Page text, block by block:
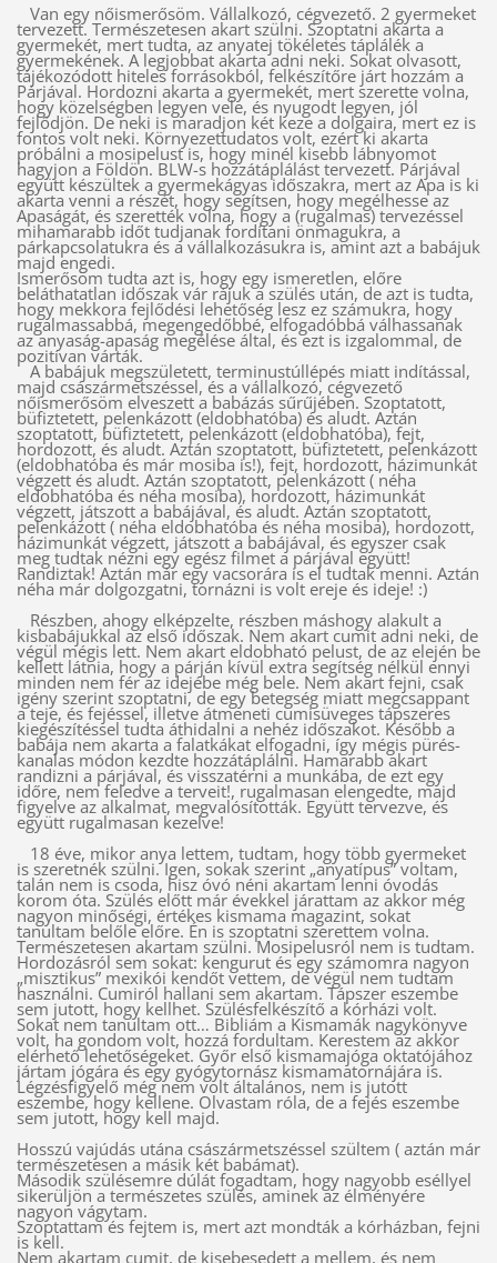
Van egy nőismerősöm. Vállalkozó, cégvezető. 2 gyermeket
tervezett. Természetesen akart szülni. Szoptatni akarta a
gyermekét, mert tudta, az anyatej tökéletes táplálék a
gyermekének. A legjobbat akarta adni neki. Sokat olvasott,
tájékozódott hiteles forrásokból, felkészítőre járt hozzám a
Párjával. Hordozni akarta a gyermekét, mert szerette volna,
hogy közelségben legyen vele, és nyugodt legyen, jól
fejlődjön. De neki is maradjon két keze a dolgaira, mert ez is
fontos volt neki. Környezettudatos volt, ezért ki akarta
próbálni a mosipelust is, hogy minél kisebb lábnyomot
hagyjon a Földön. BLW-s hozzátáplálást tervezett. Párjával
együtt készültek a gyermekágyas időszakra, mert az Apa is ki
akarta venni a részét, hogy segítsen, hogy megélhesse az
Apaságát, és szerették volna, hogy a (rugalmas) tervezéssel
mihamarabb időt tudjanak fordítani önmagukra, a
párkapcsolatukra és a vállalkozásukra is, amint azt a babájuk
majd engedi.
Ismerősöm tudta azt is, hogy egy ismeretlen, előre
beláthatatlan időszak vár rájuk a szülés után, de azt is tudta,
hogy mekkora fejlődési lehetőség lesz ez számukra, hogy
rugalmassabbá, megengedőbbé, elfogadóbbá válhassanak
az anyaság-apaság megélése által, és ezt is izgalommal, de
pozitívan várták.
A babájuk megszületett, terminustúllépés miatt indítással,
majd császármetszéssel, és a vállalkozó, cégvezető
nőismerősöm elveszett a babázás sűrűjében. Szoptatott,
büfiztetett, pelenkázott (eldobhatóba) és aludt. Aztán
szoptatott, büfiztetett, pelenkázott (eldobhatóba), fejt,
hordozott, és aludt. Aztán szoptatott, büfiztetett, pelenkázott
(eldobhatóba és már mosiba is!), fejt, hordozott, házimunkát
végzett és aludt. Aztán szoptatott, pelenkázott ( néha
eldobhatóba és néha mosiba), hordozott, házimunkát
végzett, játszott a babájával, és aludt. Aztán szoptatott,
pelenkázott ( néha eldobhatóba és néha mosiba), hordozott,
házimunkát végzett, játszott a babájával, és egyszer csak
meg tudtak nézni egy egész filmet a párjával együtt!
Randiztak! Aztán már egy vacsorára is el tudtak menni. Aztán
néha már dolgozgatni, tornázni is volt ereje és ideje! :)
Részben, ahogy elképzelte, részben máshogy alakult a
kisbabájukkal az első időszak. Nem akart cumit adni neki, de
végül mégis lett. Nem akart eldobható pelust, de az elején be
kellett látnia, hogy a párján kívül extra segítség nélkül ennyi
minden nem fér az idejébe még bele. Nem akart fejni, csak
igény szerint szoptatni, de egy betegség miatt megcsappant
a teje, és fejéssel, illetve átmeneti cumisüveges tápszeres
kiegészítéssel tudta áthidalni a nehéz időszakot. Később a
babája nem akarta a falatkákat elfogadni, így mégis pürés-
kanalas módon kezdte hozzátáplálni. Hamarabb akart
randizni a párjával, és visszatérni a munkába, de ezt egy
időre, nem feledve a terveit!, rugalmasan elengedte, majd
figyelve az alkalmat, megvalósították. Együtt tervezve, és
együtt rugalmasan kezelve!
18 éve, mikor anya lettem, tudtam, hogy több gyermeket
is szeretnék szülni. Igen, sokak szerint „anyatípus” voltam,
talán nem is csoda, hisz óvó néni akartam lenni óvodás
korom óta. Szülés előtt már évekkel járattam az akkor még
nagyon minőségi, értékes kismama magazint, sokat
tanultam belőle előre. Én is szoptatni szerettem volna.
Természetesen akartam szülni. Mosipelusról nem is tudtam.
Hordozásról sem sokat: kengurut és egy számomra nagyon
„misztikus” mexikói kendőt vettem, de végül nem tudtam
használni. Cumiról hallani sem akartam. Tápszer eszembe
sem jutott, hogy kellhet. Szülésfelkészítő a kórházi volt.
Sokat nem tanultam ott… Bibliám a Kismamák nagykönyve
volt, ha gondom volt, hozzá fordultam. Kerestem az akkor
elérhető lehetőségeket. Győr első kismamajóga oktatójához
jártam jógára és egy gyógytornász kismamatornájára is.
Légzésfigyelő még nem volt általános, nem is jutott
eszembe, hogy kellene. Olvastam róla, de a fejés eszembe
sem jutott, hogy kell majd.
Hosszú vajúdás utána császármetszéssel szültem ( aztán már
természetesen a másik két babámat).
Második szülésemre dúlát fogadtam, hogy nagyobb eséllyel
sikerüljön a természetes szülés, aminek az élményére
nagyon vágytam.
Szoptattam és fejtem is, mert azt mondták a kórházban, fejni
is kell.
Nem akartam cumit, de kisebesedett a mellem, és nem